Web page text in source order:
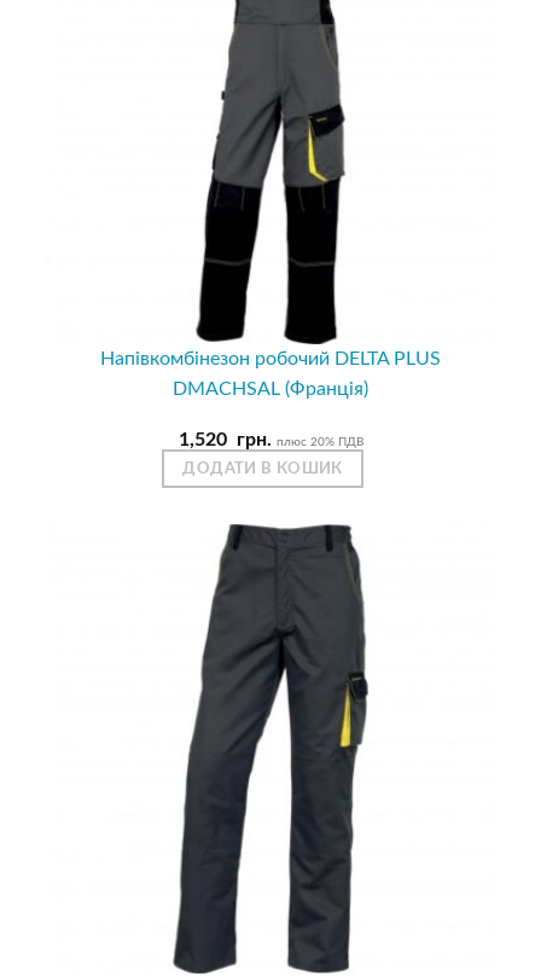
Напівкомбінезон робочий DELTA PLUS
DMACHSAL (Франція)
1,520 грн. плюс 20% ПДВ
ДОДАТИ В КОШИК